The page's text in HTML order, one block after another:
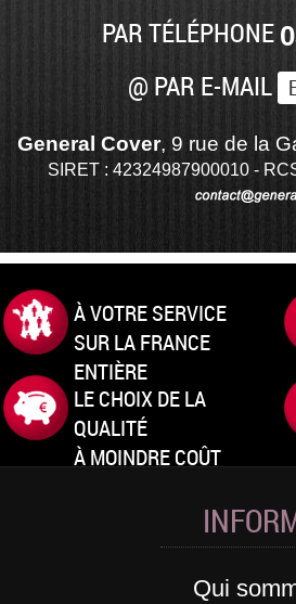
PAR TÉLÉPHONE
@ PAR E-MAIL
General Cover, 9 rue de la
SIRET : 42324987900010 -
À VOTRE SERVICE
SUR LA FRANCE
ENTIÈRE
LE CHOIX DE LA
QUALITÉ
À MOINDRE COÛT
Qui